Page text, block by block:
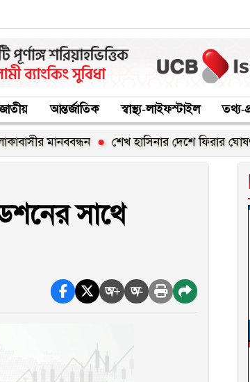
আন্তর্জাতিক স্বাস্থ্য-লাইফস্টাইল তথ্য-
শেখ হাসিনার দেশে ফিরার ঘোষণা
সাথে
অ+ অ-